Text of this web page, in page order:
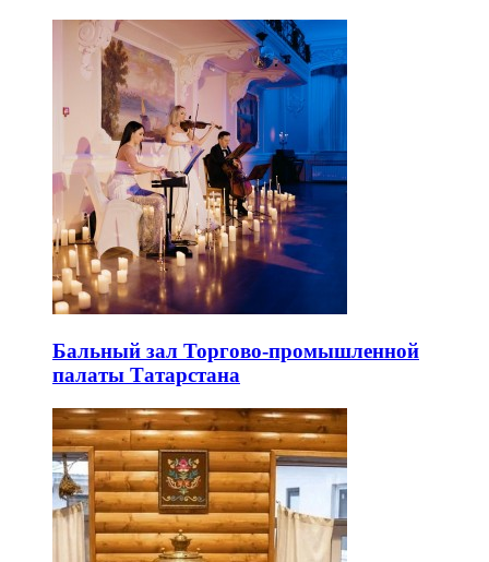
Бальный зал Торгово-промышленной
палаты Татарстана